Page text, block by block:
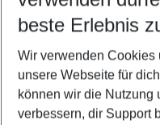
2 Erwachsene Keine
Mehr
beste Erlebnis
Wir verwenden Cookies
unsere Webseite für
können wir die Nutzung
verbessern, dir Support